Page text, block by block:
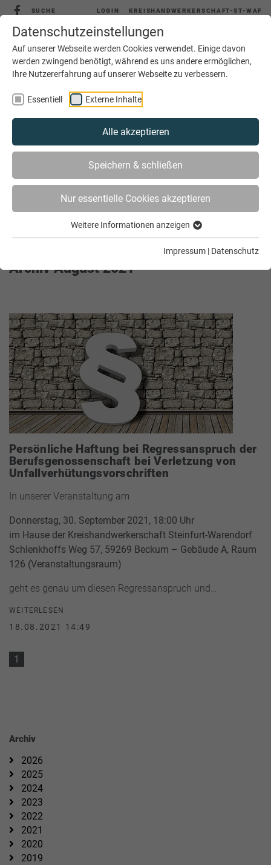
Datenschutzeinstellungen
Auf unserer Webseite werden Cookies verwendet. Einige davon
werden zwingend benötigt, während es uns andere ermöglichen,
Ihre Nutzererfahrung auf unserer Webseite zu verbessern.
Essentiell Externe Inhalte
Alle akzeptieren
Speichern & schließen
Nur essentielle Cookies akzeptieren
Weitere Informationen anzeigen
Impressum | Datenschutz
SUCHE LOGIN KREISHANDWERKERSCHAFT-ST-WAF
MENÜ
AKTUELLES ARCHIV
Archiv August 2021
Persönliche Haftung bei Regressanspruch der
Berufsgenossenschaft bei Verletzung von
Unfallverhütungsvorschriften
In unserer Veranstaltung am
Donnerstag, 30. September 2021, 18:00 Uhr
im Hause der Kreishandwerkerschaft Steinfurt-Warendorf
Schlenkhoffs Weg 57, 59269 Beckum – Gebäude A, Raum
126 (Veranstaltungsraum)
geht es genau um diesen Regressanspruch und…
WEITERLESEN
18.08.2021 14:49
1
Archiv
2026
2025
2024
2023
2022
2021
2020
2019